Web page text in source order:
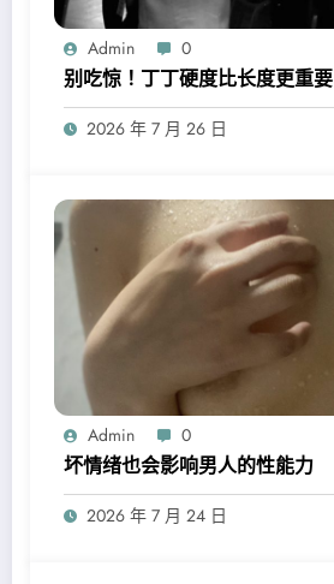
Admin 0
别吃惊！丁丁硬度比长度更重要
2026 年 7 月 26 日
Admin 0
坏情绪也会影响男人的性能力
2026 年 7 月 24 日